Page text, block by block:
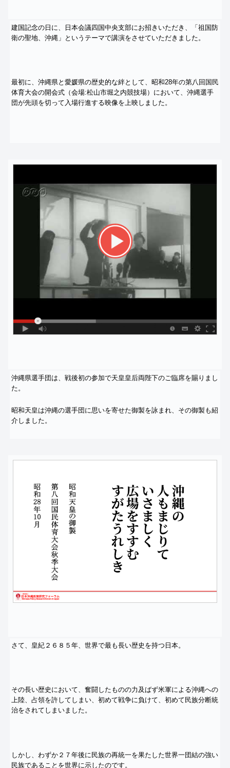
建国記念の日に、日本会議四国中央支部にお招きいただき、「 祖国防
衛の聖地、沖縄」 というテーマで講演をさせていただきました。
最初に、沖縄県と愛媛県の歴史的な絆として、 昭和28年の第八回国民
体育大会の開会式（会場:松山市堀之内競技場）において、 沖縄選手
団が先頭を切って入場行進する映像を上映しました。
沖縄県選手団は、 戦後初の参加で天皇皇后両陛下のご臨席を賜りまし
た。
昭和天皇は沖縄の選手団に思いを寄せた御製を詠まれ、 その御製も紹
介しました。
さて、皇紀２６８５年、世界で最も長い歴史を持つ日本。
その長い歴史において、 奮闘したものの力及ばず米軍による沖縄への
上陸、 占領を許してしまい、初めて戦争に負けて、 初めて民族分断統
治をされてしまいました。
しかし、 わずか２７年後に民族の再統一を果たした世界一団結の強い
民族であることを世界に示したのです。